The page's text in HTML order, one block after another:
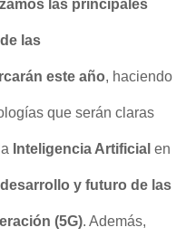
las principales
las
este año, haciendo
que serán claras
Inteligencia Artificial en
desarrollo y futuro de las
(5G). Además,